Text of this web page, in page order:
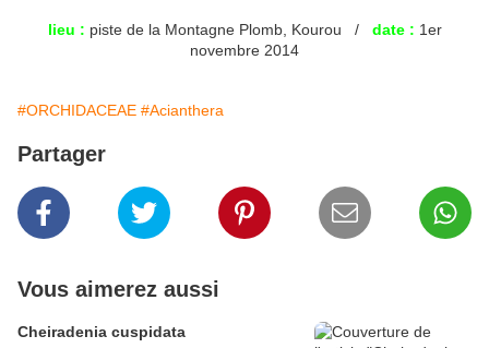
lieu : piste de la Montagne Plomb, Kourou / date : 1er
novembre 2014
#ORCHIDACEAE #Acianthera
Partager
Vous aimerez aussi
Cheiradenia cuspidata